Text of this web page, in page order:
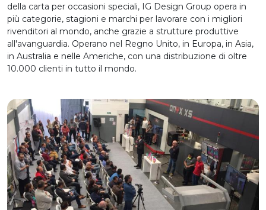
della carta per occasioni speciali, IG Design Group opera in
più categorie, stagioni e marchi per lavorare con i migliori
rivenditori al mondo, anche grazie a strutture produttive
all'avanguardia. Operano nel Regno Unito, in Europa, in Asia,
in Australia e nelle Americhe, con una distribuzione di oltre
10.000 clienti in tutto il mondo.